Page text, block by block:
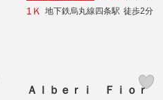
1Ｋ
地下鉄烏丸線四条駅 徒歩2分
Ａｌｂｅｒｉ Ｆｉｏｒ